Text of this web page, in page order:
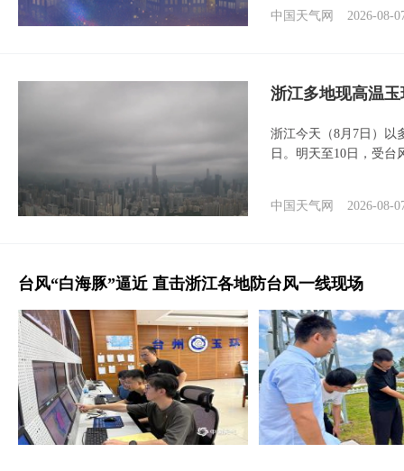
中国天气网 2026-08-
浙江多地现高温
浙江今天（8月7日）以
日。明天至10日，受台
中国天气网 2026-08-
台风“白海豚”逼近 直击浙江各地防台风一线现场